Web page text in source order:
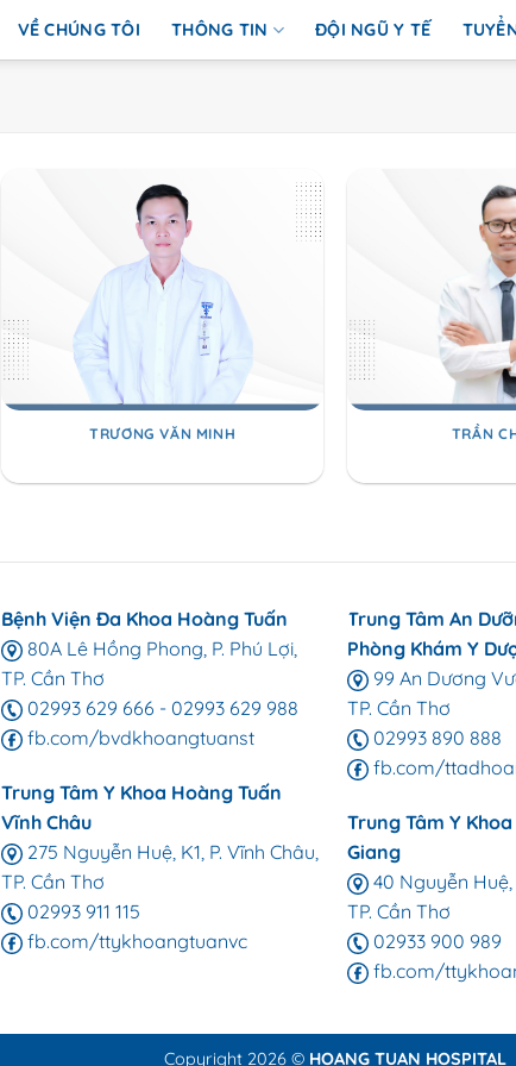
VỀ CHÚNG TÔI THÔNG TIN ĐỘI NGŨ Y TẾ
TRƯƠNG VĂN MINH TRẦN
Bệnh Viện Đa Khoa Hoàng Tuấn
80A Lê Hồng Phong, P. Phú Lợi,
TP. Cần Thơ
02993 629 666 -02993 629 988
fb.com/bvdkhoangtuanst
Trung Tâm Y Khoa Hoàng Tuấn
Vĩnh Châu
275 Nguyễn Huệ, K1, P. Vĩnh Châu,
TP. Cần Thơ
02993 911 115
fb.com/ttykhoangtuanvc
Trung Tâm An
Phòng Khám Y
99 An Dương
TP. Cần Thơ
02993 890 888
fb.com/
Trung Tâm Y
Giang
40 Nguyễn Huệ,
TP. Cần Thơ
02933 900 989
fb.com/
Copyright 2026 © HOANG TUAN HOSPITAL